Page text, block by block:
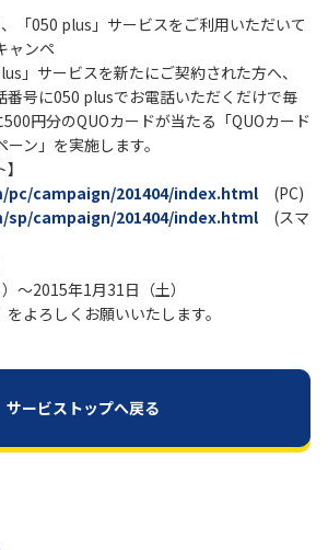
入り
スのお客さ
工事・故障情報通知
ス一覧
「050 plus」サービスをご利用いただいて
ャンペ
」サービスを新たにご契約された方へ、
番号に050 plusでお電話いただくだけで毎
円分のQUOカードが当たる「QUOカード
ン」を実施します。
campaign/201404/index.html (PC)
campaign/201404/index.html (スマ
～2015年1月31日（土）
よろしくお願いいたします。
サービストップへ戻る